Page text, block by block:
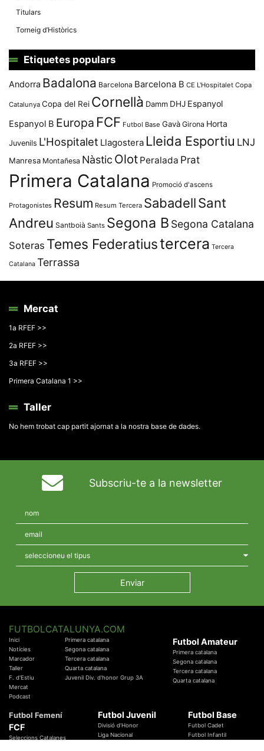
Titulars
Torneig d’Històrics
Etiquetes populars
Andorra Badalona Barcelona Barcelona B CE L'Hospitalet Copa
Catalunya Copa del Rei Cornellà Damm DHJ Espanyol
Espanyol B Europa FCF Futbol Base Gavà Girona Horta
Juvenils L'Hospitalet Llagostera Lleida Esportiu LNJ
Manresa Montañesa Nàstic Olot Peralada Prat
Primera Catalana Promoció d'ascens
Protagonistes Resum Resum Tercera SabadellSant
Andreu Santboià Sants Segona B Segona Catalana
Soteras Temes Federatiustercera Tercera
Catalana Terrassa
Mercat
1a RFEF >>
2a RFEF >>
3a RFEF >>
Primera Catalana 1 >>
Taller
No hem trobat cap partit ajornat a la nostra base de dades.
Subscriu-te a la newsletter
FUTBOLCATALUNYA.COM
Inici
Notícies
Marcador
Taller
F. d'Estiu
Mercat
Podcast
Primera catalana
Segona catalana
Tercera catalana
Quarta catalana
Juvenil Div. d'honor Grup 3A
Futbol Amateur
Primera catalana
Segona catalana
Tercera catalana
Quarta catalana
Futbol Femení
FCF
Seleccions Catalanes
Futbol Juvenil
Divisió d'Honor
Liga Nacional
Futbol Base
Futbol Cadet
Futbol Infantil